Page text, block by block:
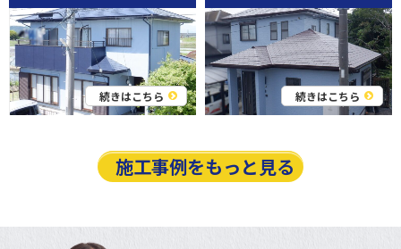
続きはこちら 続きはこちら
施工事例をもっと見る